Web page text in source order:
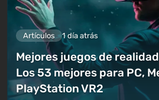
Artículos 1 día atrás
Mejores juegos de
Los 53 mejores para PC,
PlayStation VR2